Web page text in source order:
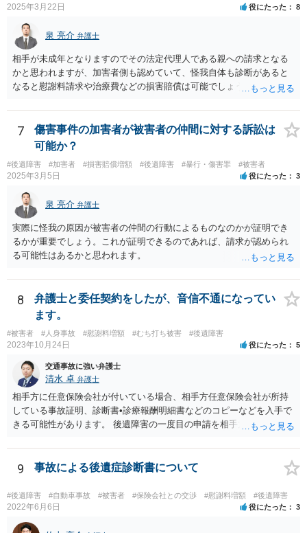
2025年3月22日 役にたった 8
泉 亮介 弁護士
相手が未成年となりますのでその法定代理人である親への請求となる
かと思われますが、加害者側も認めていて、怪我自体も診断があると
なると慰謝料請求や治療費などの損害賠償は可能でしょう。 整骨院へ
い場合が多いです。 また、保険会社から提案される金額は低めに出さ
れることも多いため、その交渉のために弁護士を入れるということも
考えられるかと思われます。
7
傷害事件の加害者が被害者の仲間に対する訴訟は
可能か？
#後遺障害 #加害者 #損害賠償増額 #後遺障害 #暴行・傷害罪 #被害者
2025年3月5日 役にたった 3
泉 亮介 弁護士
実際に怪我の原因が被害者の仲間の行動によるものなのかが証明でき
るかが重要でしょう。これが証明できるのであれば、請求が認められ
る可能性はあるかと思われます。
8
弁護士と委任契約をしたが、音信不通になってい
ます。
#被害者 #人身事故 #慰謝料増額 #むち打ち被害 #後遺障害
2023年10月24日 役にたった 5
交通事故に強い弁護士
清水 卓 弁護士
相手方に任意保険会社が付いている場合、相手方任意保険会社が所持
している事故証明、診断書•診療報酬明細書などのコピーなどを入手で
きる可能性があります。 後遺障害の一度目の申請を相手方任意保険会
果と認定理由書も相手方任意保険会社から入手できる可能性がありま
す。 これらが難しくても、通院していた病院のカルテを取り付けるこ
と等で代替が可能な場合もあります。 事故からどの程度期間が経過し
ているがが定かではありませんが、昨年４月から既に１年半年程度経
過しており、時効なども意識しながら対応をしておきたいところで
す。 待っていても事態が打開しない可能性もあるため、依頼の対応が
9 事故による後遺症診断書について
#後遺障害 #自動車事故 #被害者 #保険会社との交渉 #慰謝料増額 #後遺障害
2022年6月6日 役にたった 3